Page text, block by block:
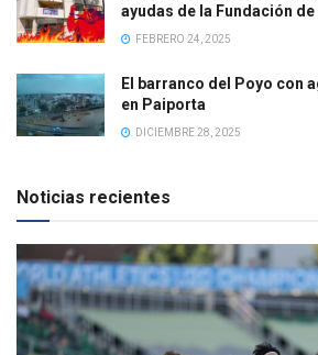
ayudas de la Fundación
FEBRERO 24, 2025
El barranco del Poyo con
en Paiporta
DICIEMBRE 28, 2025
Noticias recientes